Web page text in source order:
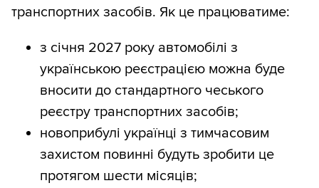
транспортних засобів. Як це працюватиме:
з січня 2027 року автомобілі з
українською реєстрацією можна буде
вносити до стандартного чеського
реєстру транспортних засобів;
новоприбулі українці з тимчасовим
захистом повинні будуть зробити це
протягом шести місяців;